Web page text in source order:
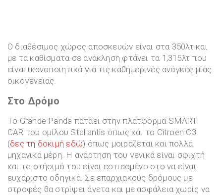
Ο διαθέσιμος χώρος αποσκευών είναι στα 350λτ και
με τα καθίσματα σε ανάκληση φτάνει τα 1,315λτ που
είναι ικανοποιητικά για τις καθημερινές ανάγκες μίας
οικογένειας.
Στο Δρόμο
Το Grande Panda πατάει στην πλατφόρμα SMART
CAR του ομίλου Stellantis όπως και το Citroen C3
(δες τη δοκιμή εδώ) όπως μοιράζεται και πολλά
μηχανικά μέρη. Η ανάρτηση του γενικά είναι σφιχτή
και το στήσιμό του είναι εστιασμένο στο να είναι
ευχάριστο οδηγικά. Σε επαρχιακούς δρόμους με
στροφές θα στρίψει άνετα και με ασφάλεια χωρίς να